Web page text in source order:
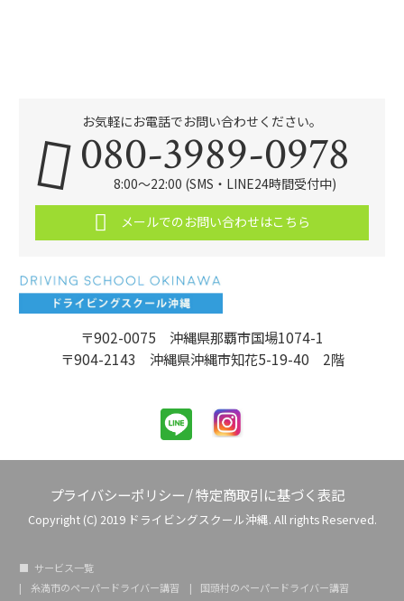
〒902-0075 沖縄県那覇市国場1074-1
〒904-2143 沖縄県沖縄市知花5-19-40 2階
お気軽にお電話でお問い合わせください。
080-3989-0978
8:00～22:00 (SMS・LINE24時間受付中)
メールでのお問い合わせはこちら
プライバシーポリシー /特定商取引に基づく表記
Copyright (C) 2019 ドライビングスクール沖縄. All rights Reserved.
サービス一覧
糸満市のペーパードライバー講習
国頭村のペーパードライバー講習